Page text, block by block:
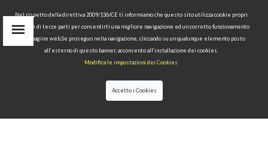
COLLECTIONS>NOLITA
Nel rispetto della direttiva 2009/136/CE ti informiamo che questo sito utilizza cookie propri
tecnici e di terze parti per consentirti una migliore navigazione ed un corretto funzionamento
delle pagine web.Se proseguo nella navigazione, cliccando su un qualunque elemento posto
all’esterno di questo banner, acconsento all’installazione dei cookies.
Modifica le impostazioni dei Cookies
Accetto i Cookies